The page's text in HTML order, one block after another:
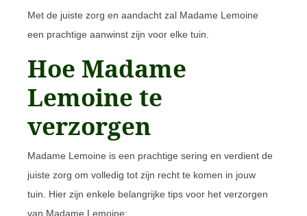
Met de juiste zorg en aandacht zal Madame Lemoine
een prachtige aanwinst zijn voor elke tuin.
Hoe Madame
Lemoine te
verzorgen
Madame Lemoine is een prachtige sering en verdient de
juiste zorg om volledig tot zijn recht te komen in jouw
tuin. Hier zijn enkele belangrijke tips voor het verzorgen
van Madame Lemoine: